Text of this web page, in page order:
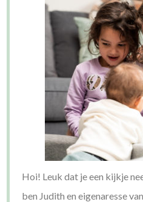
Hoi! Leuk dat je een kijkje
ben Judith en eigenaresse